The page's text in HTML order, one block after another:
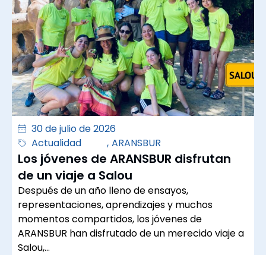
30 de julio de 2026
Actualidad
, ARANSBUR
Los jóvenes de ARANSBUR disfrutan
de un viaje a Salou
Después de un año lleno de ensayos,
representaciones, aprendizajes y muchos
momentos compartidos, los jóvenes de
ARANSBUR han disfrutado de un merecido viaje a
Salou,…